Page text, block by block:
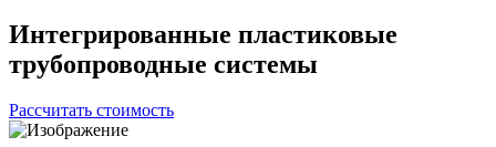
Интегрированные пластиковые
трубопроводные системы
Рассчитать стоимость